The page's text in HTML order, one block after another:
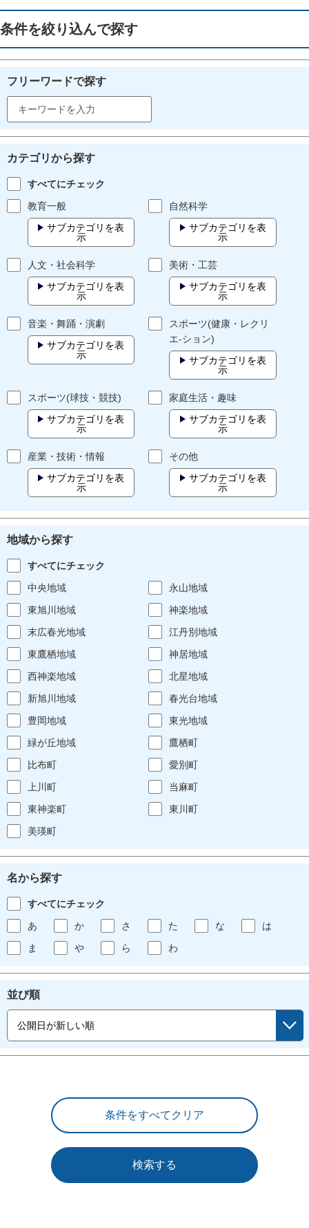
条件を絞り込んで探す
フリーワードで探す
カテゴリから探す
すべてにチェック
教育一般
サブカテゴリを表
示
自然科学
サブカテゴリを表
示
人文・社会科学
サブカテゴリを表
示
美術・工芸
サブカテゴリを表
示
音楽・舞踊・演劇
サブカテゴリを表
示
スポーツ(健康・レクリ
エ-ション)
サブカテゴリを表
示
スポーツ(球技・競技)
サブカテゴリを表
示
家庭生活・趣味
サブカテゴリを表
示
産業・技術・情報
サブカテゴリを表
示
その他
サブカテゴリを表
示
地域から探す
すべてにチェック
中央地域
永山地域
東旭川地域
神楽地域
末広春光地域
江丹別地域
東鷹栖地域
神居地域
西神楽地域
北星地域
新旭川地域
春光台地域
豊岡地域
東光地域
緑が丘地域
鷹栖町
比布町
愛別町
上川町
当麻町
東神楽町
東川町
美瑛町
名から探す
すべてにチェック
あ
か さ た な
は
ま
や ら わ
並び順
検索する